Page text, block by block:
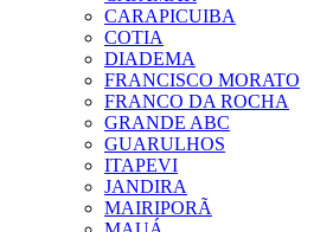
CARAPICUIBA
COTIA
DIADEMA
FRANCISCO MORATO
FRANCO DA ROCHA
GRANDE ABC
GUARULHOS
ITAPEVI
JANDIRA
MAIRIPORÃ